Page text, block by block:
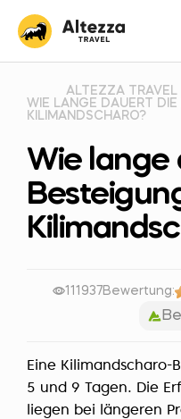
ALTEZZA TRAVEL
WIE LANGE DAUERT
KILIMANDSCHARO?
Wie lange
111937Bewertung:
Eine Kilimandscharo-
5 und 9 Tagen. Die
liegen bei längeren